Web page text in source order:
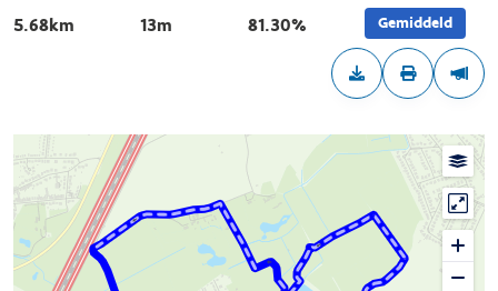
5.68km 13m 81.30% Gemiddeld